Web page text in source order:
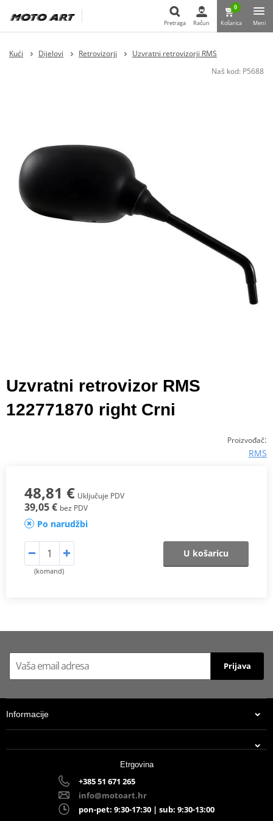
Pretraga Račun
0
Košarica Meni
Kući Dijelovi Retrovizorji
Uzvratni retrovizorji RMS
Naš kod: P5688
Uzvratni retrovizor RMS
122771870 right Crni
Proizvođač:
RMS
48,81 € Uključuje PDV
39,05 € bez PDV
Po narudžbi
(komand)
U košaricu
Prijava
Informacije
Etrgovina
+385 51 671 265
info@motoart.hr
pon-pet: 9:30-17:30 | sub: 9:30-13:00